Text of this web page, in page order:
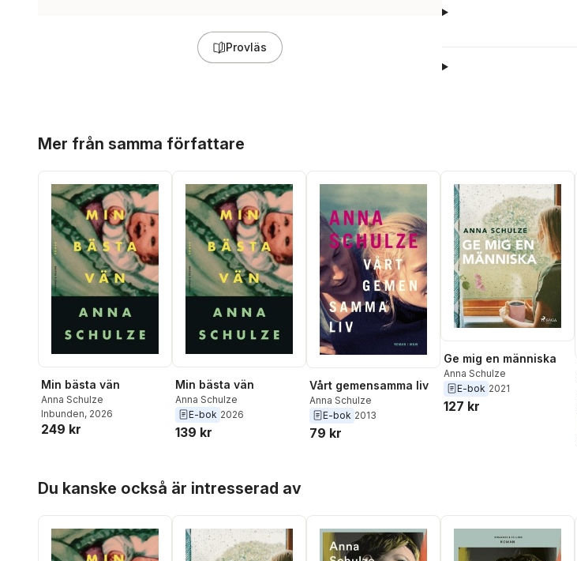
Provläs
Mer från samma författare
Min bästa vän
Anna Schulze
Inbunden, 2026
249 kr
Min bästa vän
Anna Schulze
E-bok 2026
139 kr
Vårt gemensamma liv
Anna Schulze
E-bok 2013
79 kr
Ge mig en människa
Anna Schulze
E-bok 2021
127 kr
Du kanske också är intresserad av